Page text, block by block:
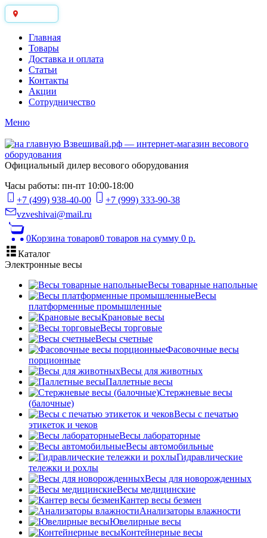
Главная
Товары
Доставка и оплата
Статьи
Контакты
Акции
Сотрудничество
Меню
Официальный дилер весового оборудования
Часы работы: пн-пт 10:00-18:00
+7 (499) 938-40-00
+7 (999) 333-90-38
vzveshivai@mail.ru
0Корзина товаров0 товаров на сумму 0 р.
Каталог
Электронные весы
Весы товарные напольные
Весы
платформенные промышленные
Крановые весы
Весы торговые
Весы счетные
Фасовочные весы
порционные
Весы для животных
Паллетные весы
Стержневые весы
(балочные)
Весы c печатью
этикеток и чеков
Весы лабораторные
Весы автомобильные
Гидравлические
тележки и рохлы
Весы для новорожденных
Весы медицинские
Кантер весы безмен
Анализаторы влажности
Ювелирные весы
Контейнерные весы